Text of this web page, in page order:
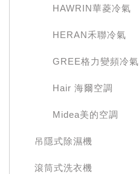
HAWRIN華菱冷氣
HERAN禾聯冷氣
GREE格力變頻冷氣
Hair 海爾空調
Midea美的空調
吊隱式除濕機
滾筒式洗衣機